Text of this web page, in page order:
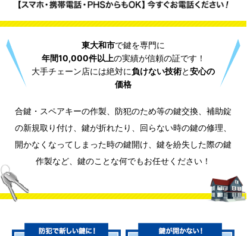
東大和市で鍵を専門に
年間10,000件以上の実績が信頼の証です！
大手チェーン店には絶対に負けない技術と安心の
価格
合鍵・スペアキーの作製、防犯のため等の鍵交換、補助錠
の新規取り付け、鍵が折れたり、回らない時の鍵の修理、
開かなくなってしまった時の鍵開け、鍵を紛失した際の鍵
作製など、鍵のことな何でもお任せください！